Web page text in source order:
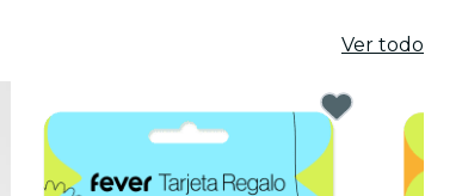
Ver todo